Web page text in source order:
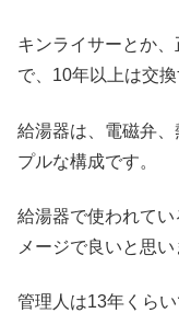
キンライサーとか
で、10年以上は交
給湯器は、電磁弁
プルな構成です。
給湯器で使われて
メージで良いと思い
管理人は13年くら